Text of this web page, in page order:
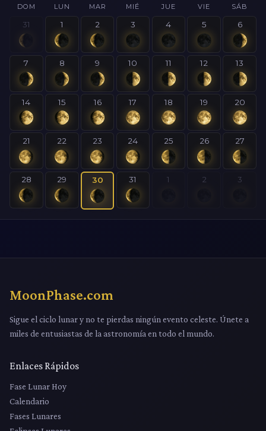
DOM LUN MAR MIÉ JUE VIE SÁB
31 1 2 3 4 5 6
7 8 9 10 11 12 13
14 15 16 17 18 19 20
21 22 23 24 25 26 27
28 29 30 31 1 2 3
MoonPhase.com
Sigue el ciclo lunar y no te pierdas ningún evento celeste. Únete a
miles de entusiastas de la astronomía en todo el mundo.
Enlaces Rápidos
Fase Lunar Hoy
Calendario
Fases Lunares